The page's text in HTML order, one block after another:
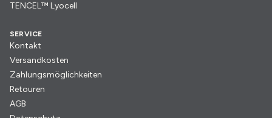
TENCEL™ Lyocell
SERVICE
Kontakt
Versandkosten
Zahlungsmöglichkeiten
Retouren
AGB